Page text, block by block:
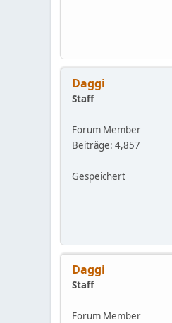
Daggi
Staff
Forum Member
Beiträge: 4,857
Gespeichert
Daggi
Staff
Forum Member